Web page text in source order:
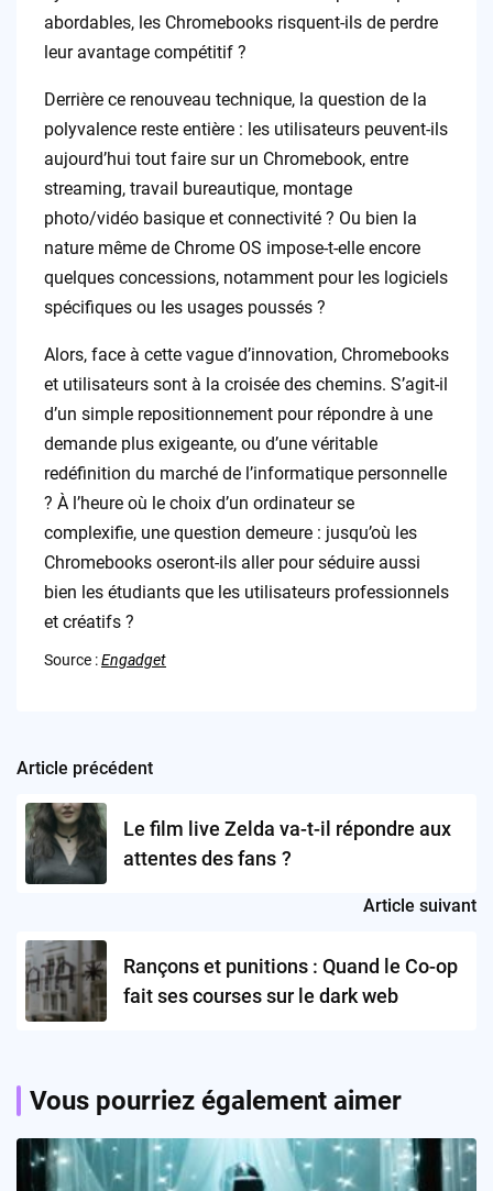
abordables, les Chromebooks risquent-ils de perdre
leur avantage compétitif ?
Derrière ce renouveau technique, la question de la
polyvalence reste entière : les utilisateurs peuvent-ils
aujourd’hui tout faire sur un Chromebook, entre
streaming, travail bureautique, montage
photo/vidéo basique et connectivité ? Ou bien la
nature même de Chrome OS impose-t-elle encore
quelques concessions, notamment pour les logiciels
spécifiques ou les usages poussés ?
Alors, face à cette vague d’innovation, Chromebooks
et utilisateurs sont à la croisée des chemins. S’agit-il
d’un simple repositionnement pour répondre à une
demande plus exigeante, ou d’une véritable
redéfinition du marché de l’informatique personnelle
? À l’heure où le choix d’un ordinateur se
complexifie, une question demeure : jusqu’où les
Chromebooks oseront-ils aller pour séduire aussi
bien les étudiants que les utilisateurs professionnels
et créatifs ?
Source :Engadget
Post
navigation
Article précédent
Le film live Zelda va-t-il répondre aux
attentes des fans ?
Article suivant
Rançons et punitions : Quand le Co-op
fait ses courses sur le dark web
Vous pourriez également aimer